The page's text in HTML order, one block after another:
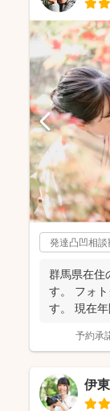
発達凸凹相談
群馬県在住
す。 フォ
す。 現在
予約承
伊